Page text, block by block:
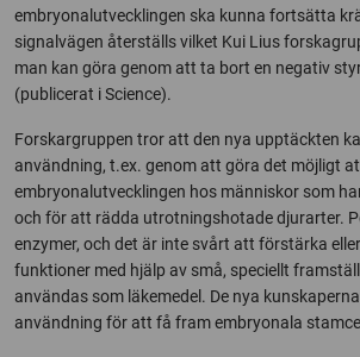
embryonalutvecklingen ska kunna fortsätta
signalvägen återställs vilket Kui Lius
man kan göra genom att ta bort en negativ
(publicerat i Science).
Forskargruppen tror att den nya upptäckten
användning, t.ex. genom att göra det möjligt
embryonalutvecklingen hos människor som
och för att rädda utrotningshotade djurarter.
enzymer, och det är inte svårt att förstärka
funktioner med hjälp av små, speciellt
användas som läkemedel. De nya
användning för att få fram embryonala